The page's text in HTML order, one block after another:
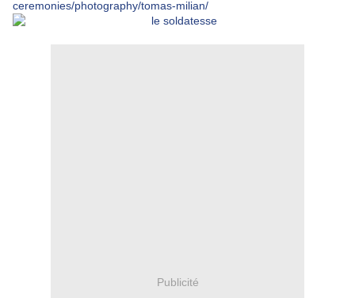
ceremonies/photography/tomas-milian/
Publicité